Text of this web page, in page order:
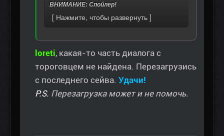
ВНИМАНИЕ: Спойлер!
loreti, какая-то часть диалога с
тороговцем не найдена. Перезагрузись
с последнего сейва. Удачи!
P.S. Перезагрузка может и не помочь.